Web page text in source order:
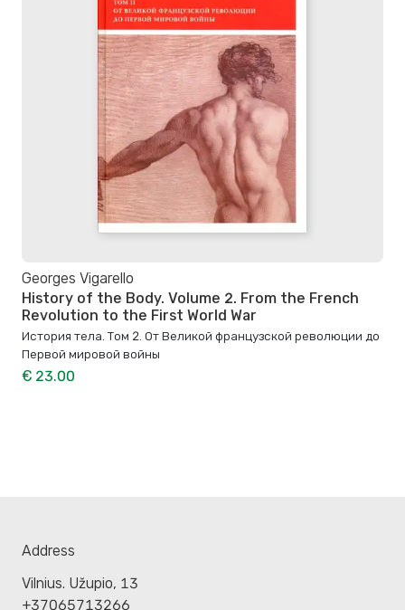
Georges Vigarello
History of the Body. Volume 2. From the French
Revolution to the First World War
История тела. Том 2. От Великой французской революции до
Первой мировой войны
€ 23.00
Address
Vilnius. Užupio, 13
+37065713266